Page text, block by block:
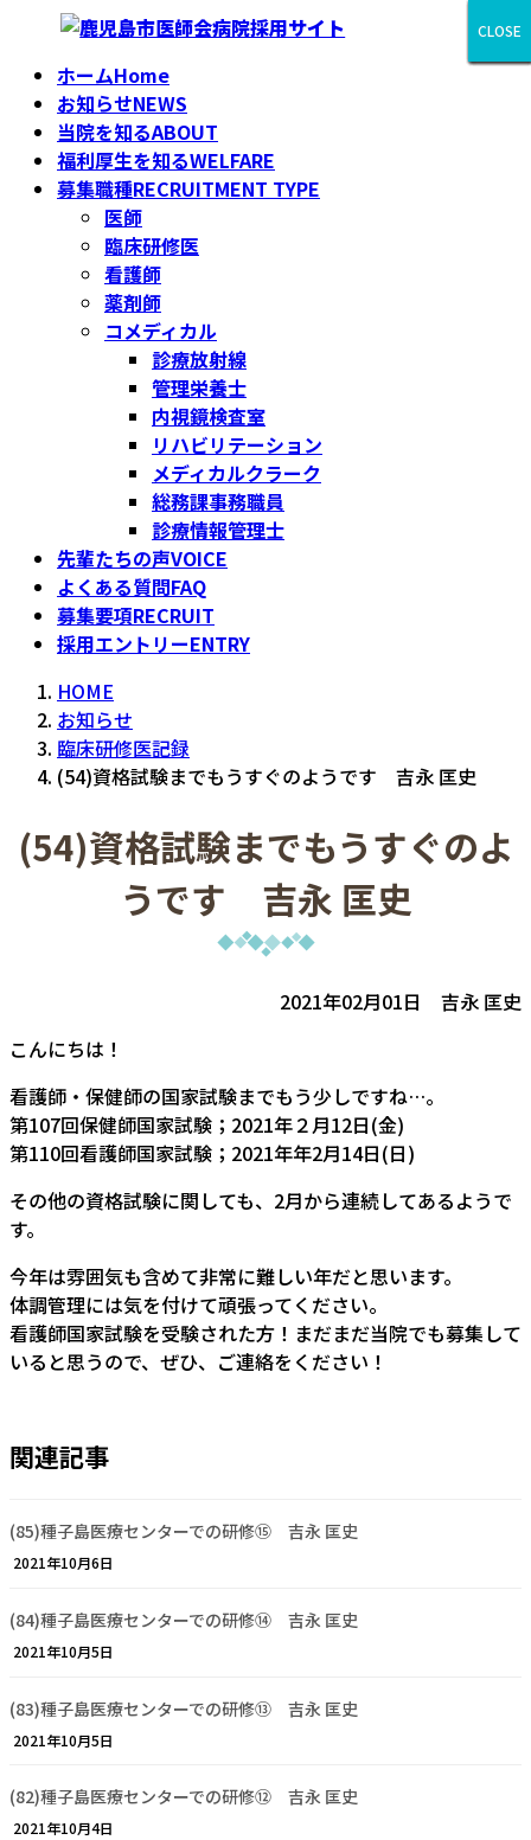
ホームHome
お知らせNEWS
当院を知るABOUT
福利厚生を知るWELFARE
募集職種RECRUITMENT TYPE
医師
臨床研修医
看護師
薬剤師
コメディカル
診療放射線
管理栄養士
内視鏡検査室
リハビリテーション
メディカルクラーク
総務課事務職員
診療情報管理士
先輩たちの声VOICE
よくある質問FAQ
募集要項RECRUIT
採用エントリーENTRY
HOME
お知らせ
臨床研修医記録
(54)資格試験までもうすぐのようです 吉永 匡史
(54)資格試験までもうすぐのよ
うです 吉永 匡史
2021年02月01日 吉永 匡史
こんにちは！
看護師・保健師の国家試験までもう少しですね…。
第107回保健師国家試験；2021年２月12日(金)
第110回看護師国家試験；2021年年2月14日(日)
その他の資格試験に関しても、2月から連続してあるようで
す。
今年は雰囲気も含めて非常に難しい年だと思います。
体調管理には気を付けて頑張ってください。
看護師国家試験を受験された方！まだまだ当院でも募集して
いると思うので、ぜひ、ご連絡をください！
関連記事
(85)種子島医療センターでの研修⑮ 吉永 匡史
2021年10月6日
(84)種子島医療センターでの研修⑭ 吉永 匡史
2021年10月5日
(83)種子島医療センターでの研修⑬ 吉永 匡史
2021年10月5日
(82)種子島医療センターでの研修⑫ 吉永 匡史
2021年10月4日
CLOSE
CLOSE
CLOSE
CLOSE
CLOSE
CLOSE
CLOSE
CLOSE
CLOSE